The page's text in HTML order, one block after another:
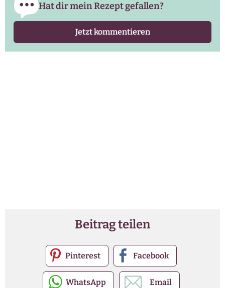
Hat dir mein Rezept gefallen?
Jetzt kommentieren
Beitrag teilen
Pinterest Facebook
WhatsApp Email